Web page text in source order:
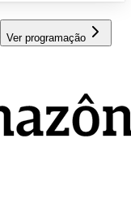
Ver programação